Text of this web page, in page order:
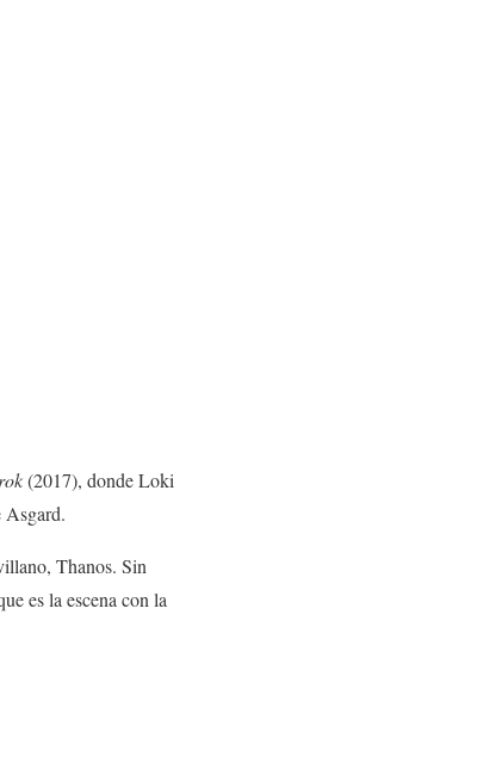
(2017), donde Loki
Asgard.
Thanos. Sin
es la escena con la